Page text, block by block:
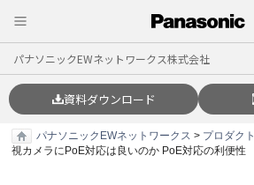
パナソニックEWネットワークス株式会社
資料ダウンロード
パナソニックEWネットワークス > プロダクト
視カメラにPoE対応は良いのか PoE対応の利便性